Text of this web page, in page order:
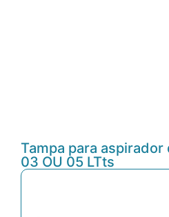
Tampa para
03 OU 05 LTts